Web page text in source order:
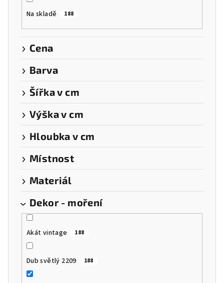
Na skladě 188
Cena
Barva
Šířka v cm
Výška v cm
Hloubka v cm
Místnost
Materiál
Dekor - moření
Akát vintage 188
Dub světlý 2209 188